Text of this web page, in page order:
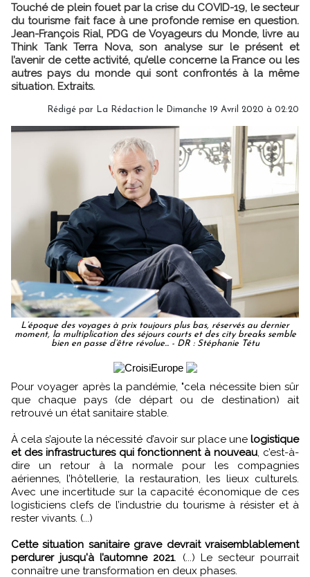
Touché de plein fouet par la crise du COVID-19, le secteur
du tourisme fait face à une profonde remise en question.
Jean-François Rial, PDG de Voyageurs du Monde, livre au
Think Tank Terra Nova, son analyse sur le présent et
l’avenir de cette activité, qu’elle concerne la France ou les
autres pays du monde qui sont confrontés à la même
situation. Extraits.
Rédigé par La Rédaction le Dimanche 19 Avril 2020 à 02:20
L’époque des voyages à prix toujours plus bas, réservés au dernier
moment, la multiplication des séjours courts et des city breaks semble
bien en passe d’être révolue... - DR : Stéphanie Tétu
Pour voyager après la pandémie, "cela nécessite bien sûr
que chaque pays (de départ ou de destination) ait
retrouvé un état sanitaire stable.
À cela s’ajoute la nécessité d’avoir sur place une logistique
et des infrastructures qui fonctionnent à nouveau, c’est-à-
dire un retour à la normale pour les compagnies
aériennes, l’hôtellerie, la restauration, les lieux culturels.
Avec une incertitude sur la capacité économique de ces
logisticiens clefs de l’industrie du tourisme à résister et à
rester vivants. (...)
Cette situation sanitaire grave devrait vraisemblablement
perdurer jusqu'à l’automne 2021. (...) Le secteur pourrait
connaître une transformation en deux phases.